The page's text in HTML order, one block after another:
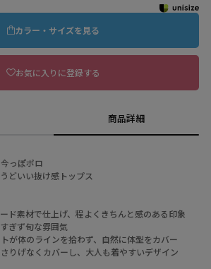
カラー・サイズを見る
お気に入りに登録する
商品詳細
っぽポロ
どいい抜け感トップス
ド素材で仕上げ、程よくきちんと感のある印象
ぎず旬な雰囲気
が体のラインを拾わず、自然に体型をカバー
りげなくカバーし、大人も着やすいデザイン